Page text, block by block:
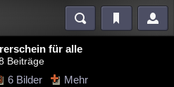
Blogs
für alle
Beiträge
6 Bilder Mehr